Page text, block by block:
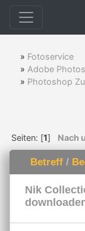
» Fotoservice
» Adobe
» Photoshop
Seiten: [1] Nach
Betreff/
Nik